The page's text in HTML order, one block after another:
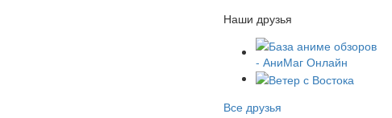
Наши друзья
Все друзья